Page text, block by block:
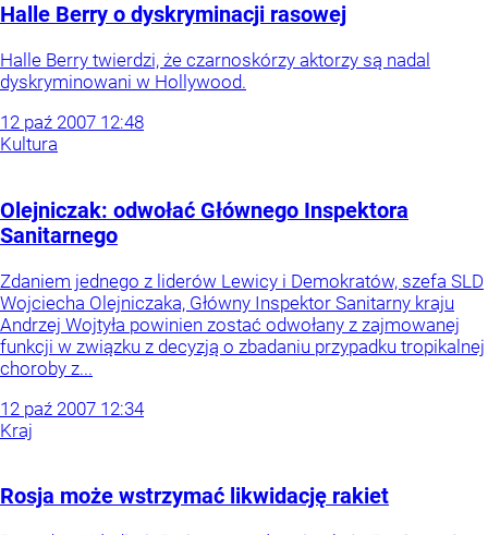
Halle Berry o dyskryminacji rasowej
Halle Berry twierdzi, że czarnoskórzy aktorzy są nadal
dyskryminowani w Hollywood.
12 paź 2007 12:48
Kultura
Olejniczak: odwołać Głównego Inspektora
Sanitarnego
Zdaniem jednego z liderów Lewicy i Demokratów, szefa SLD
Wojciecha Olejniczaka, Główny Inspektor Sanitarny kraju
Andrzej Wojtyła powinien zostać odwołany z zajmowanej
funkcji w związku z decyzją o zbadaniu przypadku tropikalnej
choroby z...
12 paź 2007 12:34
Kraj
Rosja może wstrzymać likwidację rakiet